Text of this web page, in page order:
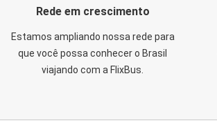
Rede em crescimento
Estamos ampliando nossa rede para
que você possa conhecer o Brasil
viajando com a FlixBus.